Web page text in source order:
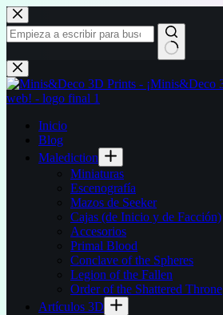
Saltar
al
contenido
Sin
resultados
Inicio
Blog
Malediction
Miniaturas
Escenografía
Mazos de Seeker
Cajas (de Inicio y de Facción)
Accesorios
Primal Blood
Conclave of the Spheres
Legion of the Fallen
Order of the Shattered Throne
Artículos 3D